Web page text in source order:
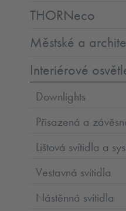
THORNeco
Městské a
Interiérové
Downlights
Přisazená a
Lištová svítidla a
Vestavná svítidla
Nástěnná svítidla